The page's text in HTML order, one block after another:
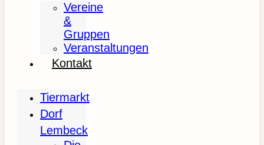
Vereine
&
Gruppen
Veranstaltungen
Kontakt
Tiermarkt
Dorf
Lembeck